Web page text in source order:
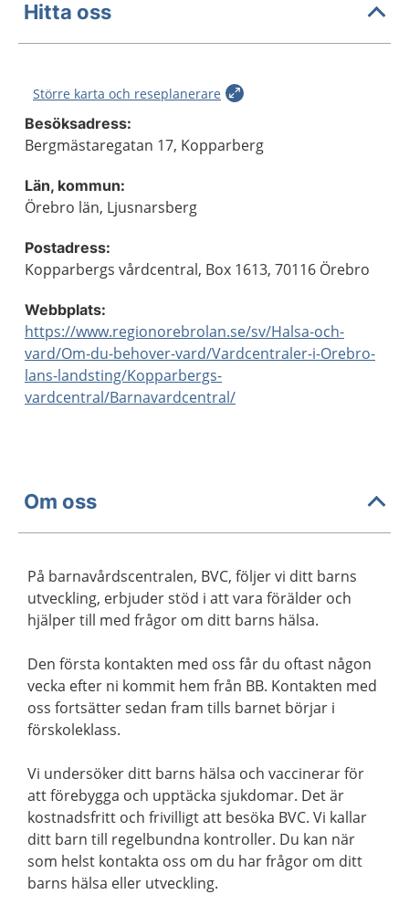
Hitta oss
Större karta och reseplanerare
Besöksadress:
Bergmästaregatan 17, Kopparberg
Län, kommun:
Örebro län, Ljusnarsberg
Postadress:
Kopparbergs vårdcentral, Box 1613, 70116 Örebro
Webbplats:
https://www.regionorebrolan.se/sv/Halsa-och-
vard/Om-du-behover-vard/Vardcentraler-i-Orebro-
lans-landsting/Kopparbergs-
vardcentral/Barnavardcentral/
Om oss
På barnavårdscentralen, BVC, följer vi ditt barns
utveckling, erbjuder stöd i att vara förälder och
hjälper till med frågor om ditt barns hälsa.
Den första kontakten med oss får du oftast någon
vecka efter ni kommit hem från BB. Kontakten med
oss fortsätter sedan fram tills barnet börjar i
förskoleklass.
Vi undersöker ditt barns hälsa och vaccinerar för
att förebygga och upptäcka sjukdomar. Det är
kostnadsfritt och frivilligt att besöka BVC. Vi kallar
ditt barn till regelbundna kontroller. Du kan när
som helst kontakta oss om du har frågor om ditt
barns hälsa eller utveckling.